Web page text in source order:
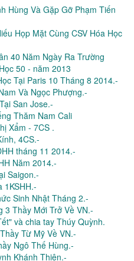
Hùng Và Gặp Gỡ Phạm Tiến
Họp Mặt Cùng CSV Hóa Học
40 Năm Ngày Ra Trường
50 - năm 2013
Tại Paris 10 Tháng 8 2014.-
Và Ngọc Phượng.-
San Jose.-
Thăm Nam Cali
Xẩm - 7CS .
4CS.-
tháng 11 2014.-
Năm 2014.-
Saigon.-
1KSHH.-
Sinh Nhật Tháng 2.-
3 Thầy Mới Trở Về VN.-
và chia tay Thúy Quỳnh.
Từ Mỹ Về VN.-
Ngô Thế Hùng.-
Khánh Thiện.-